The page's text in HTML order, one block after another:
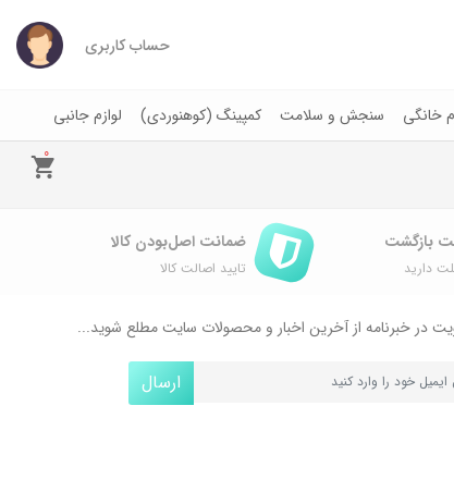
حساب کاربری
خانگی سنجش و سلامت کمپینگ (کوهنوردی) لوازم جانبی
0
دارید
ضمانت اصل‌بودن کالا
تایید اصالت کالا
خبرنامه از آخرین اخبار و محصولات سایت مطلع شوید...
ارسال